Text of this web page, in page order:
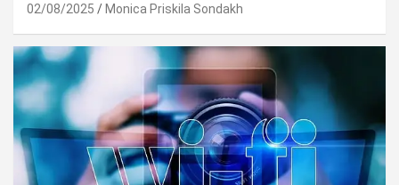
02/08/2025 Monica Priskila Sondakh